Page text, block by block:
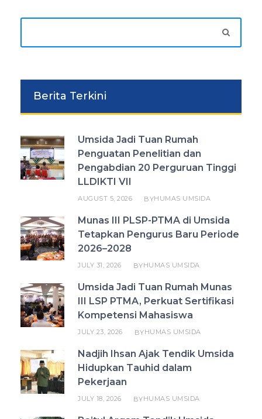
Berita Terkini
Umsida Jadi Tuan Rumah
Penguatan Penelitian dan
Pengabdian 20 Perguruan Tinggi
LLDIKTI VII
AUGUST 5, 2026 BYHUMAS UMSIDA
Munas III PLSP-PTMA di Umsida
Tetapkan Pengurus Baru Periode
2026–2028
JULY 31, 2026 BYHUMAS UMSIDA
Umsida Jadi Tuan Rumah Munas
III LSP PTMA, Perkuat Sertifikasi
Kompetensi Mahasiswa
JULY 23, 2026 BYHUMAS UMSIDA
Nadjih Ihsan Ajak Tendik Umsida
Hidupkan Tauhid dalam
Pekerjaan
JULY 18, 2026 BYHUMAS UMSIDA